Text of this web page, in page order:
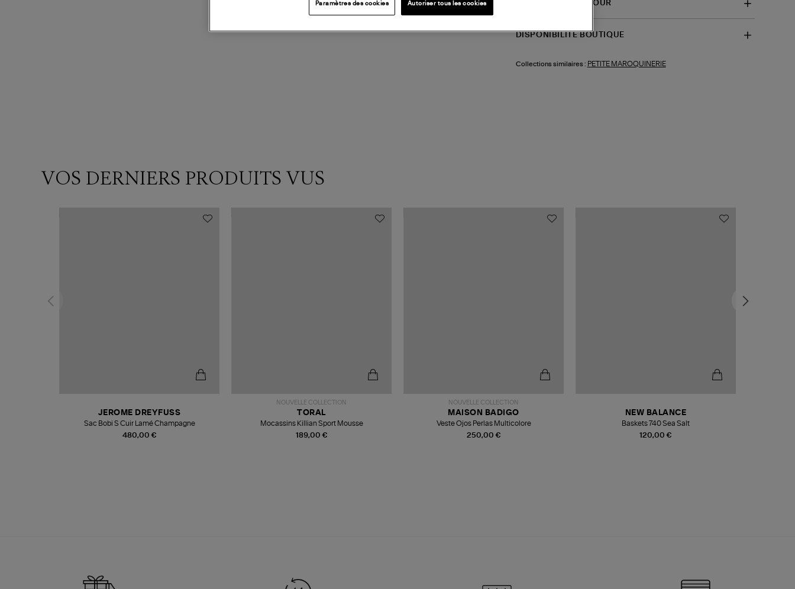
LIVRAISON ET RETOUR
DISPONIBILITÉ BOUTIQUE
Collections similaires : PETITE MAROQUINERIE
VOS DERNIERS PRODUITS VUS
480,00 €
JEROME DREYFUSS
Sac Bobi S Cuir Lamé Champagne
NOUVELLE COLLECTION
189,00 €
TORAL
Mocassins Killian Sport Mousse
NOUVELLE COLLECTION
250,00 €
MAISON BADIGO
Veste Ojos Perlas Multicolore
120,00 €
NEW BALANCE
Baskets 740 Sea Salt
Paramètres des cookies Autoriser tous les cookies